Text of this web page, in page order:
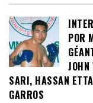
POR
SARI, HASSAN
GARROS